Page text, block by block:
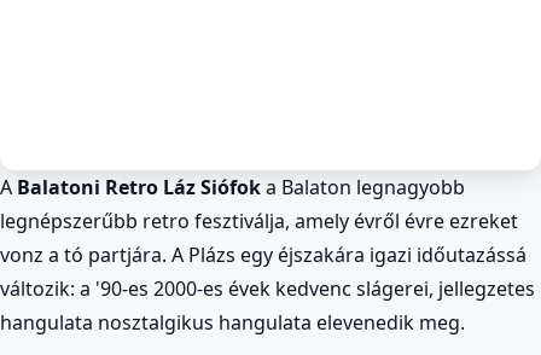
Rendezvények és Fesztiválok
Balatoni Retro Láz Siófokon A retró
őrület visszatér!
Jul 25. · egész nap
A Balatoni Retro Láz Siófoka Balaton legnagyobb
legnépszerűbb retro fesztiválja, amely évről évre ezreket
vonz a tó partjára. A Plázs egy éjszakára igazi időutazássá
változik: a '90-es 2000-es évek kedvenc slágerei, jellegzetes
hangulata nosztalgikus hangulata elevenedik meg.